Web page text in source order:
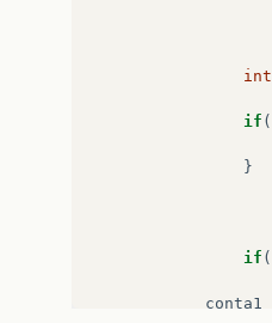
int
if (
}
if (
conta1